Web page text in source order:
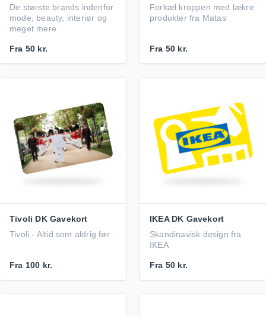
De største brands indenfor
mode, beauty, interiør og
meget mere
Fra 50 kr.
Forkæl kroppen med lækre
produkter fra Matas
Fra 50 kr.
Tivoli DK Gavekort
Tivoli - Altid som aldrig før
Fra 100 kr.
IKEA DK Gavekort
Skandinavisk design fra
IKEA
Fra 50 kr.